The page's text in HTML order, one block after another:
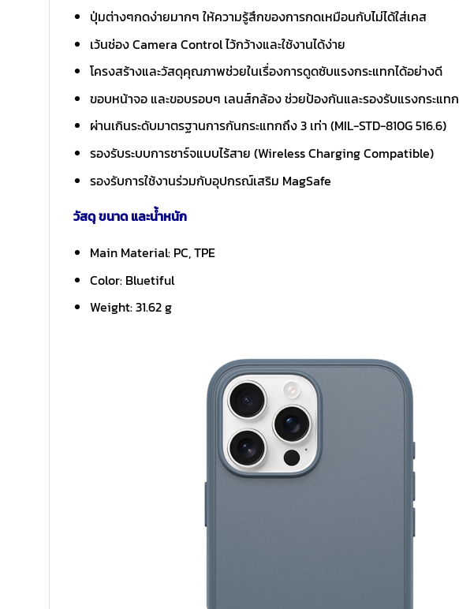
ปุ่มต่างๆกดง่ายมากๆ ให้ความรู้สึกของการกดเหมือนกับไม่ได้ใส่เคส
เว้นช่อง Camera Control ไว้กว้างและใช้งานได้ง่าย
โครงสร้างและวัสดุคุณภาพช่วยในเรื่องการดูดซับแรงกระแทกได้อย่างดี
ขอบหน้าจอ และขอบรอบๆ เลนส์กล้อง ช่วยป้องกันและรองรับแรงกระแทก
ผ่านเกินระดับมาตรฐานการกันกระแทกถึง 3 เท่า (MIL-STD-810G 516.6)
รองรับระบบการชาร์จแบบไร้สาย (Wireless Charging Compatible)
รองรับการใช้งานร่วมกับอุปกรณ์เสริม MagSafe
วัสดุ ขนาด และน้ำหนัก
Main Material: PC, TPE
Color: Bluetiful
Weight: 31.62 g